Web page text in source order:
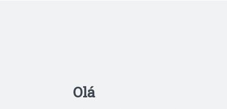
Olá